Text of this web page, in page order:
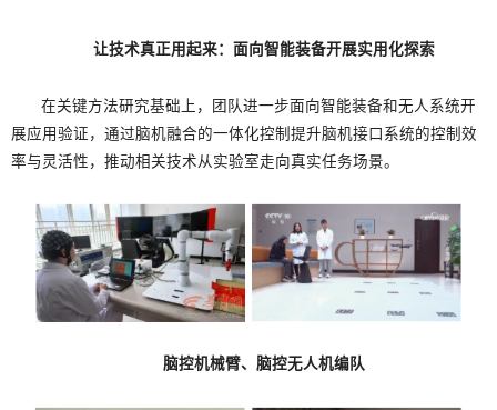
让技术真正用起来： 面向智能装备开展实用化探索
在关键方法研究基础上，团队进一步面向智能装备和无人系统开
展应用验证，通过脑机融合的一体化控制提升脑机接口系统的控制效
率与灵活性，推动相关技术从实验室走向真实任务场景。
脑控机械臂、脑控无人机编队